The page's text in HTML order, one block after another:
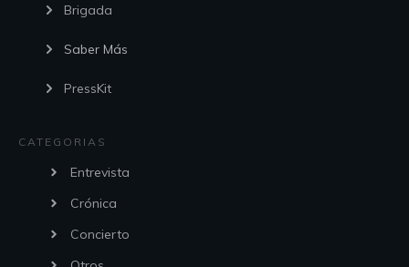
Brigada
Saber Más
PressKit
CATEGORIAS
Entrevista
Crónica
Concierto